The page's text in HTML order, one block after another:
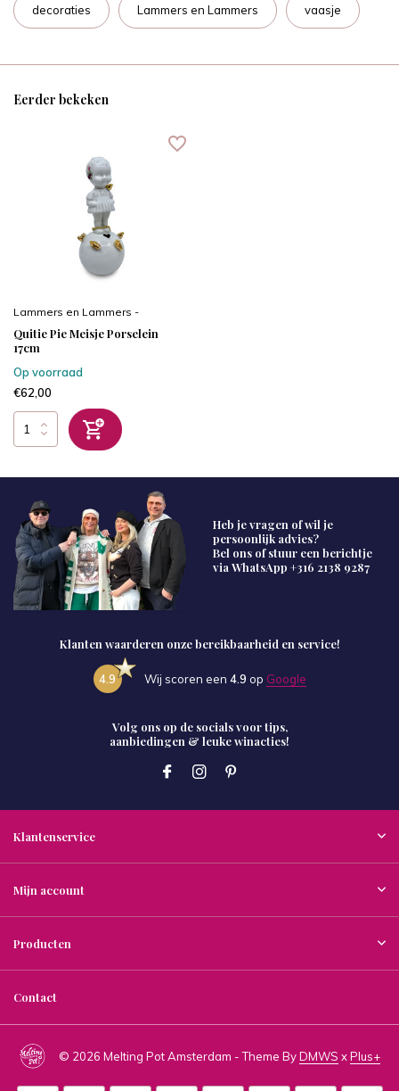
decoraties Lammers en Lammers vaasje
Eerder bekeken
Lammers en Lammers -
Quitie Pie Meisje Porselein
17cm
Op voorraad
€62,00
Heb je vragen of wil je
persoonlijk advies?
Bel ons of stuur een berichtje
via WhatsApp +316 2138 9287
Klanten waarderen onze bereikbaarheid en service!
4.9 Wij scoren een 4.9 op Google
Volg ons op de socials voor tips,
aanbiedingen & leuke winacties!
Klantenservice
Mijn account
Producten
Contact
© 2026 Melting Pot Amsterdam - Theme ByDMWS xPlus+